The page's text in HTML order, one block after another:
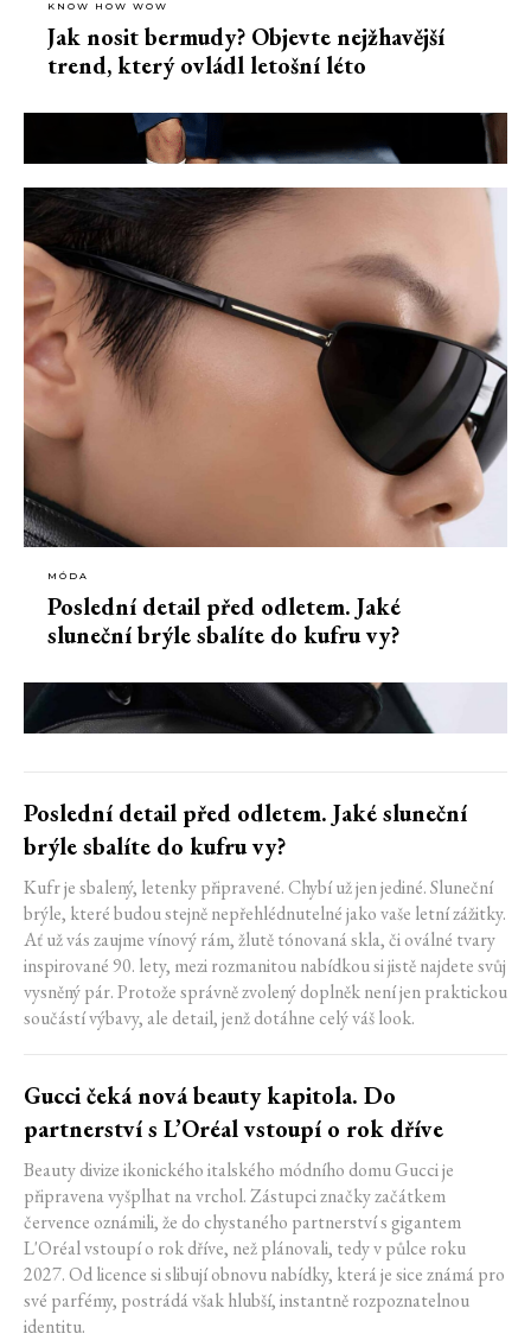
KNOW HOW WOW
Jak nosit bermudy? Objevte nejžhavější
trend, který ovládl letošní léto
MÓDA
Poslední detail před odletem. Jaké
sluneční brýle sbalíte do kufru vy?
Poslední detail před odletem. Jaké sluneční
brýle sbalíte do kufru vy?
Kufr je sbalený, letenky připravené. Chybí už jen jediné. Sluneční
brýle, které budou stejně nepřehlédnutelné jako vaše letní zážitky.
Ať už vás zaujme vínový rám, žlutě tónovaná skla, či oválné tvary
inspirované 90. lety, mezi rozmanitou nabídkou si jistě najdete svůj
vysněný pár. Protože správně zvolený doplněk není jen praktickou
součástí výbavy, ale detail, jenž dotáhne celý váš look.
Gucci čeká nová beauty kapitola. Do
partnerství s L’Oréal vstoupí o rok dříve
Beauty divize ikonického italského módního domu Gucci je
připravena vyšplhat na vrchol. Zástupci značky začátkem
července oznámili, že do chystaného partnerství s gigantem
L'Oréal vstoupí o rok dříve, než plánovali, tedy v půlce roku
2027. Od licence si slibují obnovu nabídky, která je sice známá pro
své parfémy, postrádá však hlubší, instantně rozpoznatelnou
identitu.